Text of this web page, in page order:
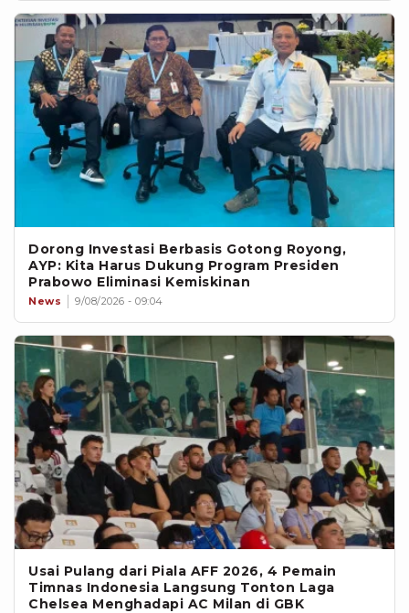
Dorong Investasi Berbasis Gotong Royong,
AYP: Kita Harus Dukung Program Presiden
Prabowo Eliminasi Kemiskinan
News 9/08/2026 - 09:04
Usai Pulang dari Piala AFF 2026, 4 Pemain
Timnas Indonesia Langsung Tonton Laga
Chelsea Menghadapi AC Milan di GBK